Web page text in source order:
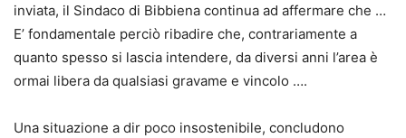
inviata, il Sindaco di Bibbiena continua ad affermare che …
E’ fondamentale perciò ribadire che, contrariamente a
quanto spesso si lascia intendere, da diversi anni l’area è
ormai libera da qualsiasi gravame e vincolo ….
Una situazione a dir poco insostenibile, concludono